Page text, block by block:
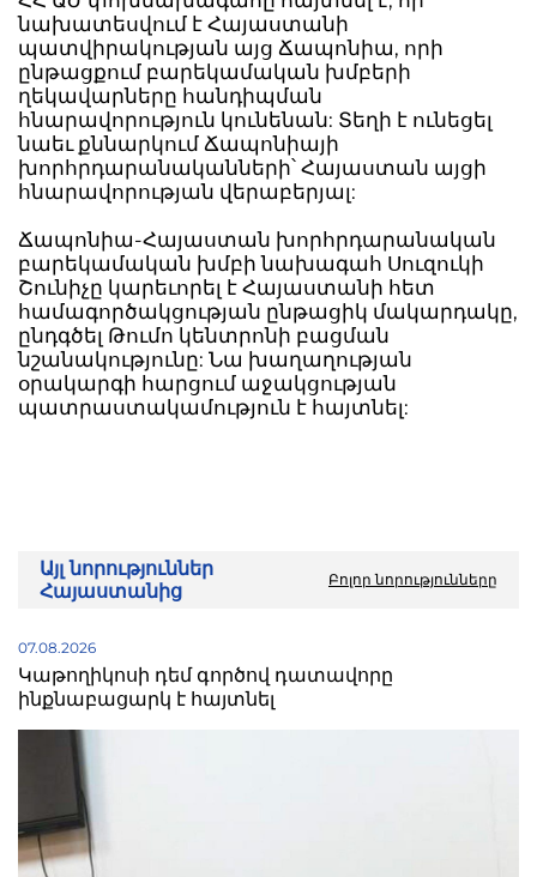
նախատեսվում է Հայաստանի
պատվիրակության այց Ճապոնիա, որի
ընթացքում բարեկամական խմբերի
ղեկավարները հանդիպման
հնարավորություն կունենան: Տեղի է ունեցել
նաեւ քննարկում Ճապոնիայի
խորհրդարանականների՝ Հայաստան այցի
հնարավորության վերաբերյալ:
Ճապոնիա-Հայաստան խորհրդարանական
բարեկամական խմբի նախագահ Սուզուկի
Շունիչը կարեւորել է Հայաստանի հետ
համագործակցության ընթացիկ մակարդակը,
ընդգծել Թումո կենտրոնի բացման
նշանակությունը: Նա խաղաղության
օրակարգի հարցում աջակցության
պատրաստակամություն է հայտնել:
Այլ նորություններ
Հայաստանից
Բոլոր նորությունները
07.08.2026
Կաթողիկոսի դեմ գործով դատավորը
ինքնաբացարկ է հայտնել